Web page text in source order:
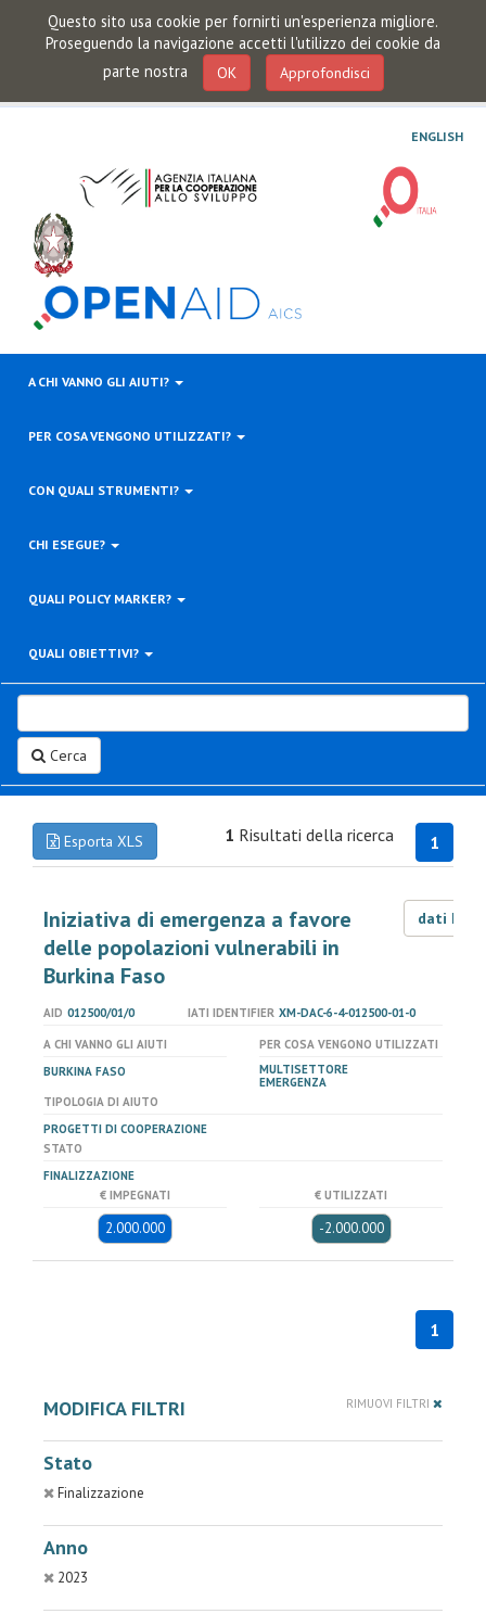
Questo sito usa cookie per fornirti un'esperienza migliore.
Proseguendo la navigazione accetti l'utilizzo dei cookie da
parte nostra
OK Approfondisci
ENGLISH
A CHI VANNO GLI AIUTI?
PER COSA VENGONO UTILIZZATI?
CON QUALI STRUMENTI?
CHI ESEGUE?
QUALI POLICY MARKER?
QUALI OBIETTIVI?
Cerca
Esporta XLS 1
1 Risultati della ricerca
Iniziativa di emergenza a favore
delle popolazioni vulnerabili in
Burkina Faso
dati LOD
AID 012500/01/0 IATI IDENTIFIER XM-DAC-6-4-012500-01-0
A CHI VANNO GLI AIUTI
BURKINA FASO
PER COSA VENGONO UTILIZZATI
MULTISETTORE
EMERGENZA
TIPOLOGIA DI AIUTO
PROGETTI DI COOPERAZIONE
STATO
FINALIZZAZIONE
€ IMPEGNATI
2.000.000
€ UTILIZZATI
-2.000.000
1
MODIFICA FILTRI RIMUOVI FILTRI
Stato
Finalizzazione
Anno
2023